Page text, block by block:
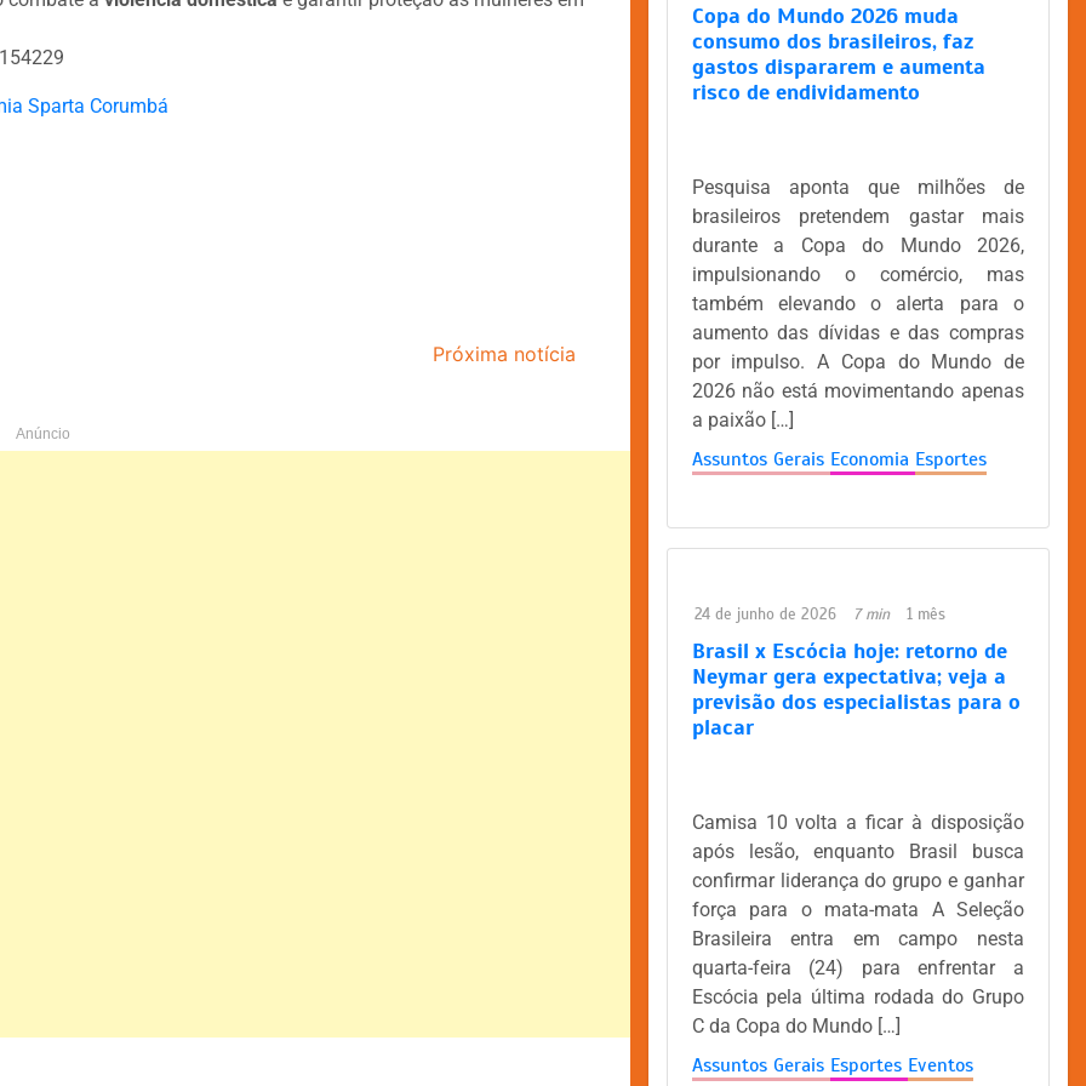
Próxima notícia
Anúncio
Copa do Mundo 2026 muda
consumo dos brasileiros, faz
gastos dispararem e aumenta
risco de endividamento
Pesquisa aponta que milhões de
brasileiros pretendem gastar mais
durante a Copa do Mundo 2026,
impulsionando o comércio, mas
também elevando o alerta para o
aumento das dívidas e das compras
por impulso. A Copa do Mundo de
2026 não está movimentando apenas
a paixão […]
Assuntos Gerais Economia Esportes
24 de junho de 2026 7 min 1 mês
Brasil x Escócia hoje: retorno de
Neymar gera expectativa; veja a
previsão dos especialistas para o
placar
Camisa 10 volta a ficar à disposição
após lesão, enquanto Brasil busca
confirmar liderança do grupo e ganhar
força para o mata-mata A Seleção
Brasileira entra em campo nesta
quarta-feira (24) para enfrentar a
Escócia pela última rodada do Grupo
C da Copa do Mundo […]
Assuntos Gerais Esportes Eventos